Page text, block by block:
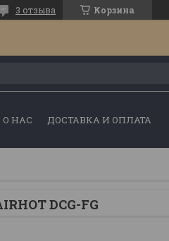
Корзина
3 отзыва
О НАС ДОСТАВКА И ОПЛАТА
DCG-FG